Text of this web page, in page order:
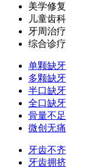
美学修复
儿童齿科
牙周治疗
综合诊疗
单颗缺牙
多颗缺牙
半口缺牙
全口缺牙
骨量不足
微创无痛
牙齿不齐
牙齿拥挤